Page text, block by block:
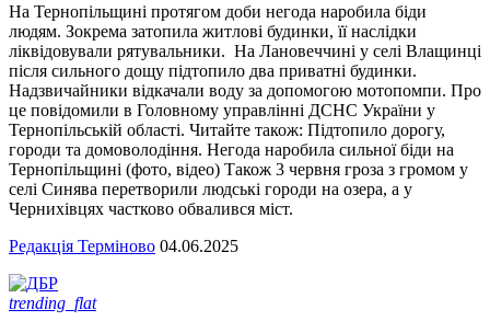
На Тернопільщині протягом доби негода наробила біди
людям. Зокрема затопила житлові будинки, її наслідки
ліквідовували рятувальники. На Лановеччині у селі Влащинці
після сильного дощу підтопило два приватні будинки.
Надзвичайники відкачали воду за допомогою мотопомпи. Про
це повідомили в Головному управлінні ДСНС України у
Тернопільській області. Читайте також: Підтопило дорогу,
городи та домоволодіння. Негода наробила сильної біди на
Тернопільщині (фото, відео) Також 3 червня гроза з громом у
селі Синява перетворили людські городи на озера, а у
Чернихівцях частково обвалився міст.
Редакція Терміново 04.06.2025
trending_flat